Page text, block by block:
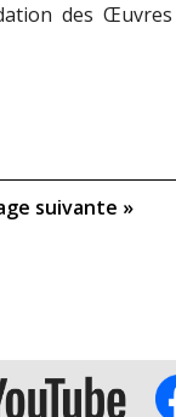
des
suivante »